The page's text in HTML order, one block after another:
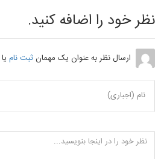
نظر خود را اضافه کنید.
ارسال نظر به عنوان یک مهمانثبت نام یا
نام (اجباری)